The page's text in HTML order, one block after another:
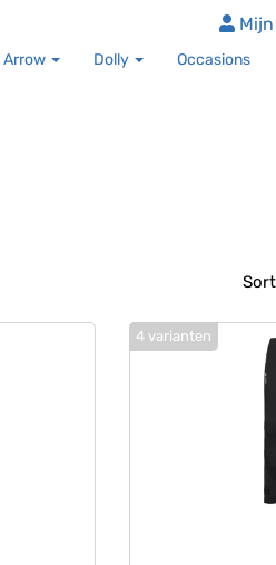
Arrow Dolly Occasions
4 varianten